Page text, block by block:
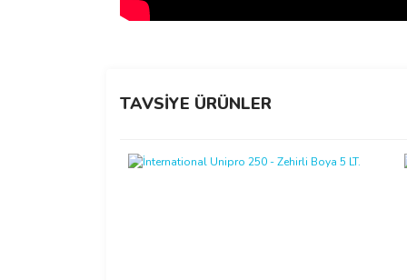
TAVSİYE ÜRÜNLER